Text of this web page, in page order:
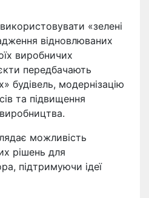
«зелені
відновлюваних
виробничих
передбачають
будівель, модернізацію
та підвищення
можливість
рішень для
підтримуючи ідеї